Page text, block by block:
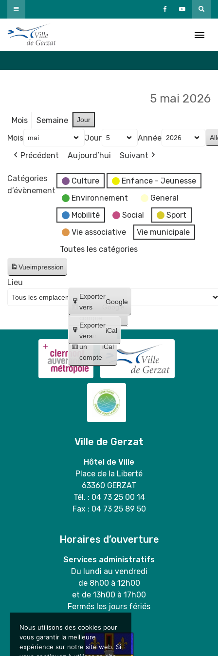
Passer
au
contenu
5 mai 2026
Mois Semaine Jour
Mois Jour
Année
Précédent
Aujourd’hui Suivant
Catégories
d’évènement
Culture
Enfance - Jeunesse
Environnement
General
Mobilité
Social
Sport
Vie associative
Vie municipale
Toutes les catégories
Vueimpression
Créer
un
compte
Google
Créer
un
compte
iCal
Exporter
vers
Google
Exporter
vers
iCal
Lieu
Ville de Gerzat
Hôtel de Ville
Place de la Liberté
63360 GERZAT
Tél. : 04 73 25 00 14
Fax : 04 73 25 89 50
Horaires d’ouverture
Services administratifs
Du lundi au vendredi
de 8h00 à 12h00
et de 13h00 à 17h00
Fermés les jours fériés
Nous utilisons des cookies pour
vous garantir la meilleure
expérience sur notre site web. Si